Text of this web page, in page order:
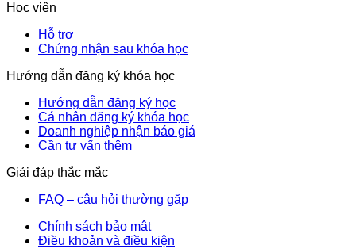
Học viên
Hỗ trợ
Chứng nhận sau khóa học
Hướng dẫn đăng ký khóa học
Hướng dẫn đăng ký học
Cá nhân đăng ký khóa học
Doanh nghiệp nhận báo giá
Cần tư vấn thêm
Giải đáp thắc mắc
FAQ – câu hỏi thường gặp
Chính sách bảo mật
Điều khoản và điều kiện